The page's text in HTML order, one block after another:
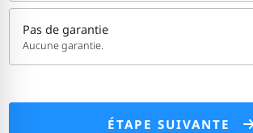
Pas de garantie
Aucune garantie.
ÉTAPE SUIVANTE